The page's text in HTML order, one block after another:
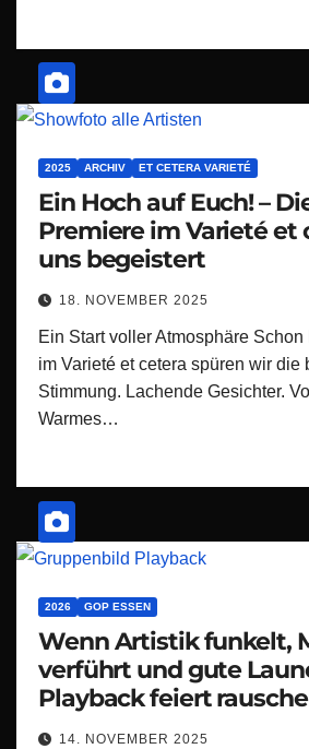
2025 ARCHIV ET CETERA VARIETÉ
Ein Hoch auf Euch! –
Premiere im Varieté et
uns begeistert
18. NOVEMBER 2025
Ein Start voller Atmosphäre
im Varieté et cetera spüren wir die
Stimmung. Lachende Gesichter.
Warmes…
2026 GOP ESSEN
Wenn Artistik funkelt,
verführt und gute
Playback feiert
Premiere in Essen
14. NOVEMBER 2025